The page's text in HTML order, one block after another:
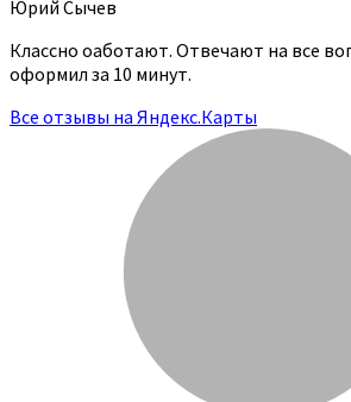
Юрий Сычев
Классно оаботают. Отвечают на все
оформил за 10 минут.
Все отзывы на Яндекс.Карты